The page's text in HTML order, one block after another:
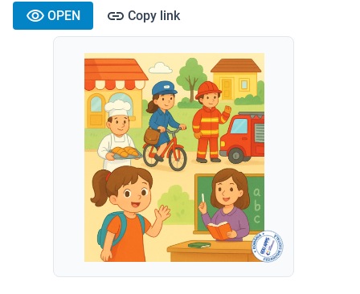
OPEN Copy link